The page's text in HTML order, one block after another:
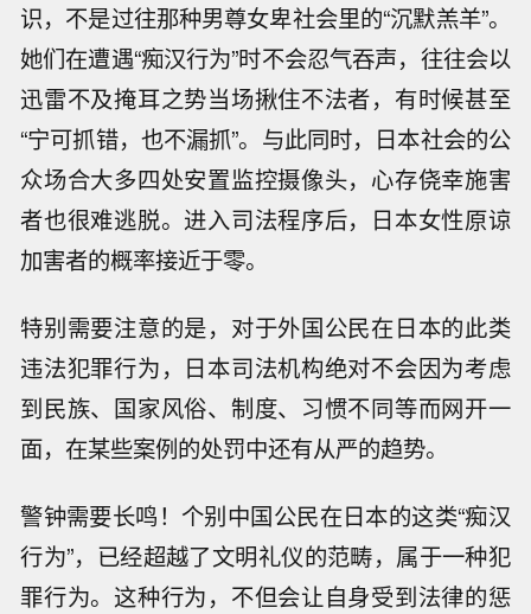
识，不是过往那种男尊女卑社会里的“沉默羔羊”。
她们在遭遇“痴汉行为”时不会忍气吞声，往往会以
迅雷不及掩耳之势当场揪住不法者，有时候甚至
“宁可抓错，也不漏抓”。与此同时，日本社会的公
众场合大多四处安置监控摄像头，心存侥幸施害
者也很难逃脱。进入司法程序后，日本女性原谅
加害者的概率接近于零。
特别需要注意的是，对于外国公民在日本的此类
违法犯罪行为，日本司法机构绝对不会因为考虑
到民族、国家风俗、制度、习惯不同等而网开一
面，在某些案例的处罚中还有从严的趋势。
警钟需要长鸣！个别中国公民在日本的这类“痴汉
行为”，已经超越了文明礼仪的范畴，属于一种犯
罪行为。这种行为，不但会让自身受到法律的惩